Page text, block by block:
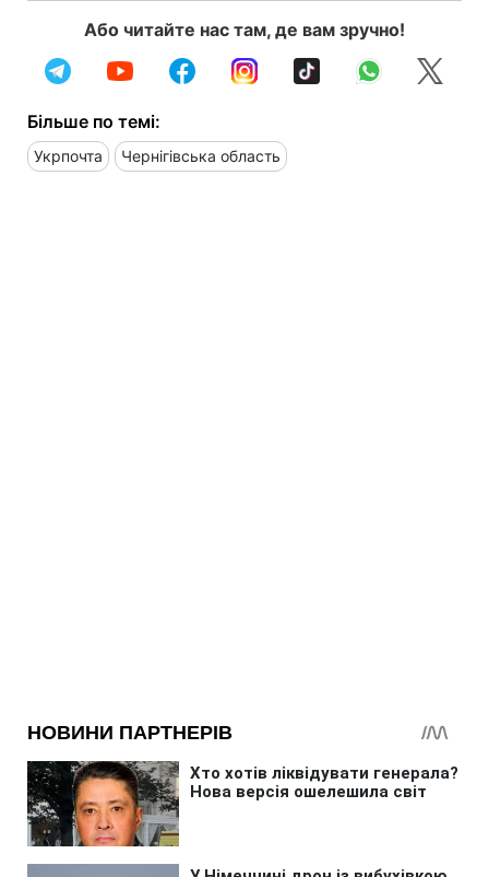
Або читайте нас там, де вам зручно!
Більше по темі:
Укрпочта Чернігівська область